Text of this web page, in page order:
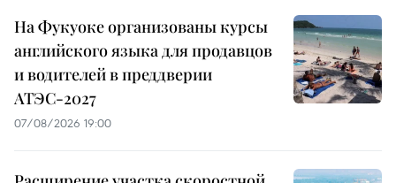
На Фукуоке организованы курсы
английского языка для продавцов
и водителей в преддверии
АТЭС-2027
07/08/2026 19:00